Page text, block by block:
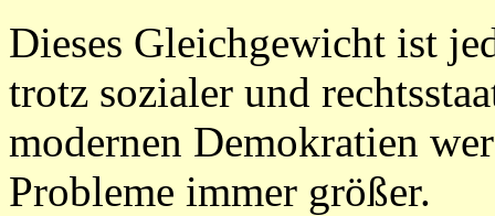
Dieses Gleichgewicht ist
trotz sozialer und
modernen Demokratien
Probleme immer größer.